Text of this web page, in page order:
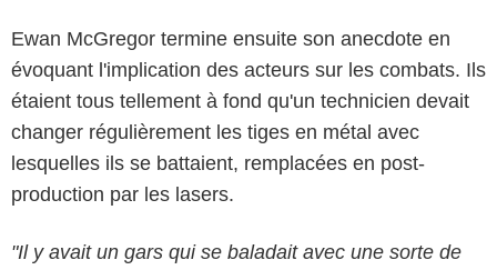
Ewan McGregor termine ensuite son anecdote en
évoquant l'implication des acteurs sur les combats. Ils
étaient tous tellement à fond qu'un technicien devait
changer régulièrement les tiges en métal avec
lesquelles ils se battaient, remplacées en post-
production par les lasers.
"Il y avait un gars qui se baladait avec une sorte de